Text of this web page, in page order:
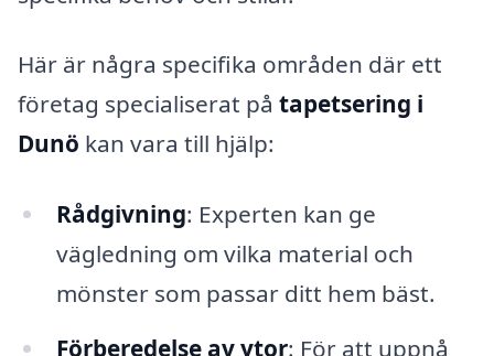
Här är några specifika områden där ett
företag specialiserat på tapetsering i
Dunö kan vara till hjälp:
Rådgivning: Experten kan ge
vägledning om vilka material och
mönster som passar ditt hem bäst.
Förberedelse av ytor: För att uppnå